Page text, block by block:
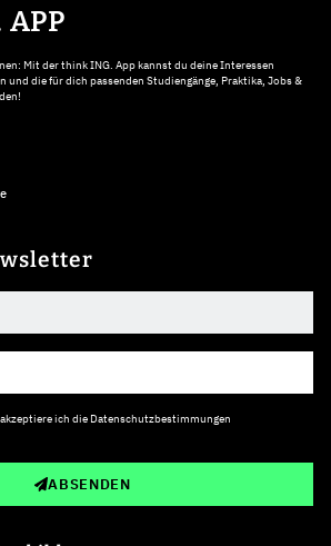
Mit der think ING. App kannst du deine Interessen
und die für dich passenden Studiengänge, Praktika, Jobs &
ich die Datenschutzbestimmungen
ABSENDEN